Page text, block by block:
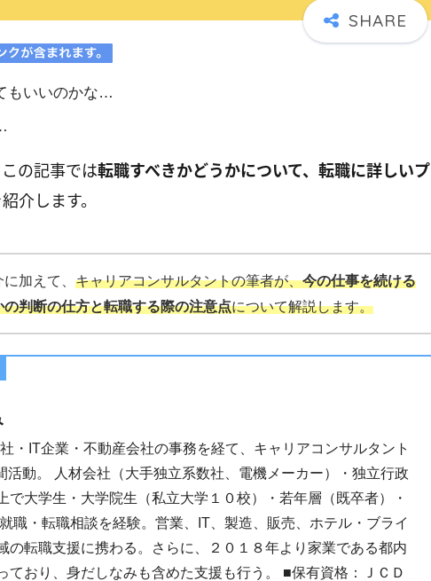
もいいのかな…
の記事では転職すべきかどうかについて、転職に詳しいプ
介します。
加えて、 キャリアコンサルタントの筆者が、今の仕事を続ける
の判断の仕方と転職する際の注意点について解説します。
・IT企業・不動産会社の事務を経て、キャリアコンサルタント
活動。 人材会社（大手独立系数社、電機メーカー）・独立行政
で大学生・大学院生（私立大学１０校）・若年層（既卒者）・
職・転職相談を経験。営業、IT、製造、販売、ホテル・ブライ
の転職支援に携わる。さらに、２０１８年より家業である都内
ており、身だしなみも含めた支援も行う。 ■保有資格：ＪＣＤ